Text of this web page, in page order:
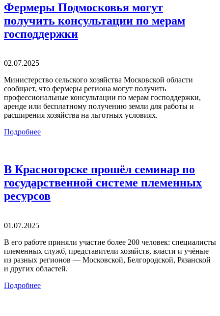
Фермеры Подмосковья могут
получить консультации по мерам
господдержки
02.07.2025
Министерство сельского хозяйства Московской области
сообщает, что фермеры региона могут получить
профессиональные консультации по мерам господдержки,
аренде или бесплатному получению земли для работы и
расширения хозяйства на льготных условиях.
Подробнее
В Красногорске прошёл семинар по
государственной системе племенных
ресурсов
01.07.2025
В его работе приняли участие более 200 человек: специалисты
племенных служб, представители хозяйств, власти и учёные
из разных регионов — Московской, Белгородской, Рязанской
и других областей.
Подробнее